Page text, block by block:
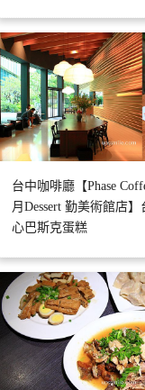
台中咖啡廳【Phase
月Dessert 勤美術館店
心巴斯克蛋糕